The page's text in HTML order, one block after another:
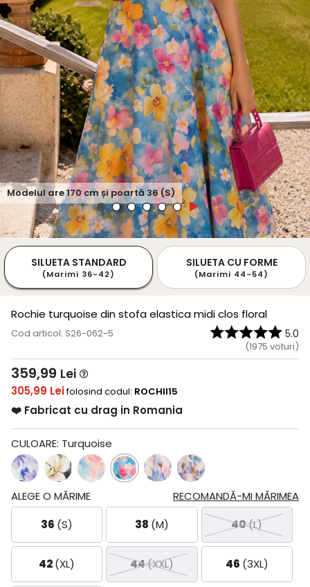
Modelul are170 cm și poartă36 (S)
SILUETA STANDARD
(Marimi 36-42)
SILUETA CU FORME
(Marimi 44-54)
Rochie turquoise din stofa elastica midi clos floral
Cod articol: S26-062-5 5.0
(1975 voturi)
359,99 Lei
305,99 Leifolosind codul: ROCHII15
❤️ Fabricat cu drag in Romania
CULOARE: Turquoise
RECOMANDĂ-MI MĂRIMEA
ALEGE O MĂRIME
36 (S) 38 (M) 40(L)
42(XL) 44(XXL) 46 (3XL)